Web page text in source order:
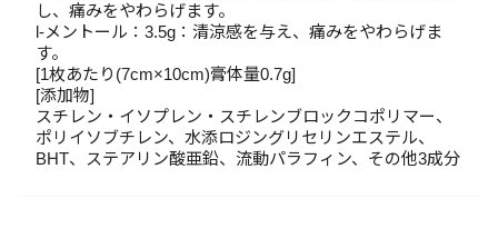
し、痛みをやわらげます。
l-メントール：3.5g：清涼感を与え、痛みをやわらげま
す。
[1枚あたり(7cm×10cm)膏体量0.7g]
[添加物]
スチレン・イソプレン・スチレンブロックコポリマー、
ポリイソブチレン、水添ロジングリセリンエステル、
BHT、ステアリン酸亜鉛、流動パラフィン、その他3成分